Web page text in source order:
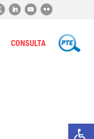
CONSULTA PTE